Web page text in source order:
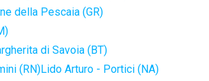
della Pescaia (GR)
di Savoia (BT)
(RN)Lido Arturo - Portici (NA)